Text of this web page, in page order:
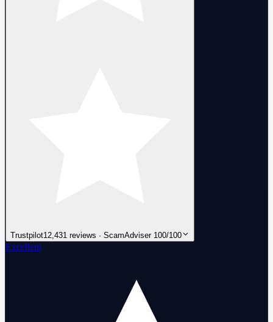
Trustpilot12,431 reviews · ScamAdviser 100/100
Excellent